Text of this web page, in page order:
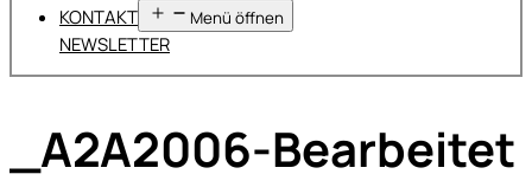
KONTAKT
Menü öffnen
NEWSLETTER
_A2A2006-Bearbeitet